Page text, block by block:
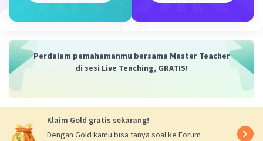
Perdalam pemahamanmu bersama Master Teacher
di sesi Live Teaching, GRATIS!
Klaim Gold gratis sekarang!
Dengan Gold kamu bisa tanya soal ke Forum